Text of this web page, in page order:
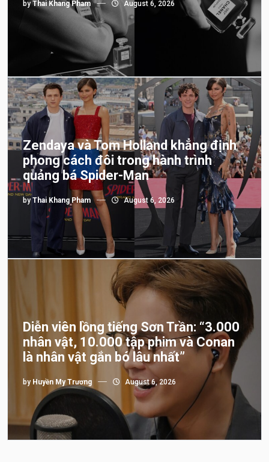
byThai Khang Pham August 6, 2026
Zendaya và Tom Holland khẳng định
phong cách đôi trong hành trình
quảng bá Spider-Man
by Thai Khang Pham August 6, 2026
Diễn viên lồng tiếng Sơn Trần: “3.000
nhân vật, 10.000 tập phim và Conan
là nhân vật gắn bó lâu nhất”
by Huyền My Trương August 6, 2026